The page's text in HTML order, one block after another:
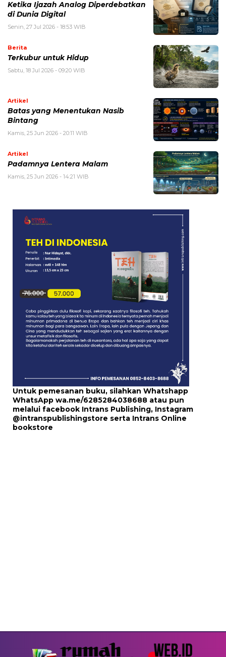
Ketika Ijazah Analog Diperdebatkan
di Dunia Digital
Senin, 27 Jul 2026 - 18:53 WIB
Berita
Terkubur untuk Hidup
Sabtu, 18 Jul 2026 - 09:20 WIB
Artikel
Batas yang Menentukan Nasib
Bintang
Kamis, 25 Jun 2026 - 20:11 WIB
Artikel
Padamnya Lentera Malam
Kamis, 25 Jun 2026 - 14:21 WIB
Untuk pemesanan buku, silahkan Whatshapp
WhatsApp wa.me/6285284038688 atau pun
melalui facebook Intrans Publishing, Instagram
@intranspublishingstore serta Intrans Online
bookstore